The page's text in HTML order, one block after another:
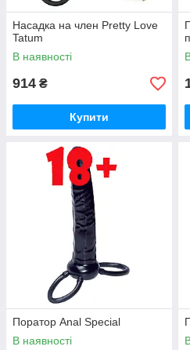
Насадка на член Pretty Love
Tatum
В наявності
914 ₴
Купити
Поратор Anal Special
В наявності